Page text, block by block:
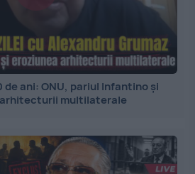
de ani: ONU, pariul Infantino și
multilaterale